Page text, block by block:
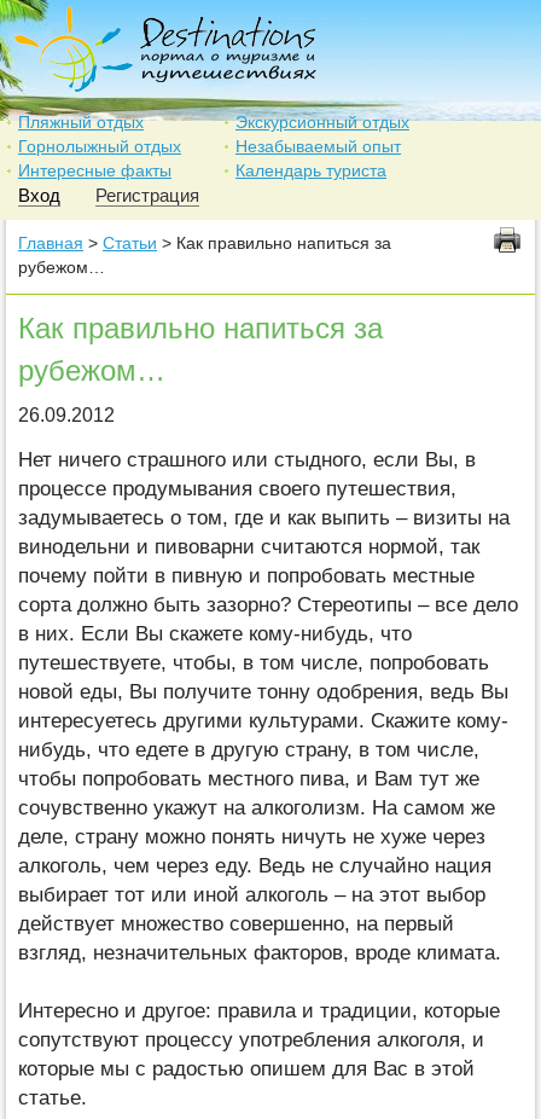
Пляжный отдых
Экскурсионный отдых
Горнолыжный отдых
Незабываемый опыт
Интересные факты
Календарь туриста
Вход Регистрация
Главная > Статьи > Как правильно напиться за
рубежом…
Как правильно напиться за
рубежом…
26.09.2012
Нет ничего страшного или стыдного, если Вы, в
процессе продумывания своего путешествия,
задумываетесь о том, где и как выпить – визиты на
винодельни и пивоварни считаются нормой, так
почему пойти в пивную и попробовать местные
сорта должно быть зазорно? Стереотипы – все дело
в них. Если Вы скажете кому-нибудь, что
путешествуете, чтобы, в том числе, попробовать
новой еды, Вы получите тонну одобрения, ведь Вы
интересуетесь другими культурами. Скажите кому-
нибудь, что едете в другую страну, в том числе,
чтобы попробовать местного пива, и Вам тут же
сочувственно укажут на алкоголизм. На самом же
деле, страну можно понять ничуть не хуже через
алкоголь, чем через еду. Ведь не случайно нация
выбирает тот или иной алкоголь – на этот выбор
действует множество совершенно, на первый
взгляд, незначительных факторов, вроде климата.
Интересно и другое: правила и традиции, которые
сопутствуют процессу употребления алкоголя, и
которые мы с радостью опишем для Вас в этой
статье.